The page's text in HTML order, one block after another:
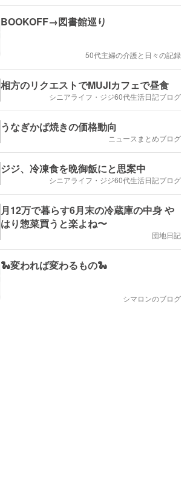
BOOKOFF→図書館巡り
50代主婦の介護と日々の記録
相方のリクエストでMUJIカフェで昼食
シニアライフ・ジジ60代生活日記ブログ
うなぎかば焼きの価格動向
ニュースまとめブログ
ジジ、冷凍食を晩御飯にと思案中
シニアライフ・ジジ60代生活日記ブログ
月12万で暮らす6月末の冷蔵庫の中身 や
はり惣菜買うと楽よね〜
団地日記
🐍変われば変わるもの🐍
シマロンのブログ